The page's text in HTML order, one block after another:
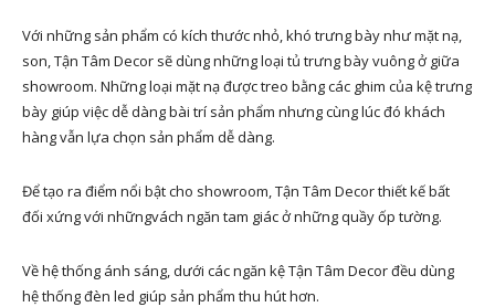
Với những sản phẩm có kích thước nhỏ, khó trưng bày như mặt nạ,
son, Tận Tâm Decor sẽ dùng những loại tủ trưng bày vuông ở giữa
showroom. Những loại mặt nạ được treo bằng các ghim của kệ trưng
bày giúp việc dễ dàng bài trí sản phẩm nhưng cùng lúc đó khách
hàng vẫn lựa chọn sản phẩm dễ dàng.
Để tạo ra điểm nổi bật cho showroom, Tận Tâm Decor thiết kế bất
đối xứng với nhữngvách ngăn tam giác ở những quầy ốp tường.
Về hệ thống ánh sáng, dưới các ngăn kệ Tận Tâm Decor đều dùng
hệ thống đèn led giúp sản phẩm thu hút hơn.